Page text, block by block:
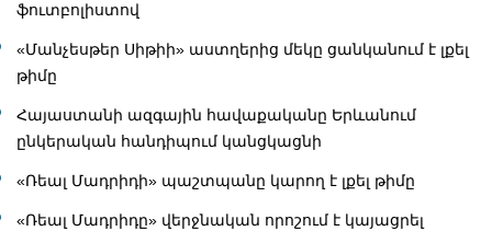
ֆուտբոլիստով
«Մանչեսթեր Սիթիի» աստղերից մեկը ցանկանում է լքել
թիմը
Հայաստանի ազգային հավաքականը Երևանում
ընկերական հանդիպում կանցկացնի
«Ռեալ Մադրիդի» պաշտպանը կարող է լքել թիմը
«Ռեալ Մադրիդը» վերջնական որոշում է կայացրել